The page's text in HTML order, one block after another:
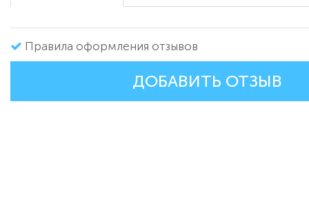
Правила оформления отзывов
ДОБАВИТЬ ОТЗЫВ